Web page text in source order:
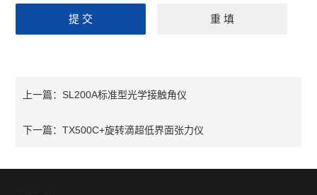
上一篇： SL200A标准型光学接触角仪
下一篇：TX500C+旋转滴超低界面张力仪